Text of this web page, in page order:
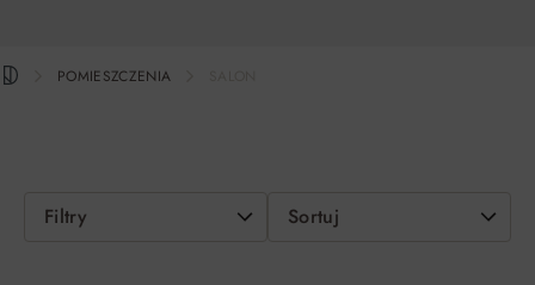
POMIESZCZENIA
Filtry Sortuj